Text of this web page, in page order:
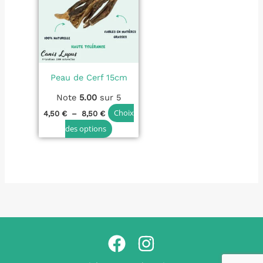
Peau de Cerf 15cm
Note 5.00 sur 5
4,50€ – 8,50€
à
8,50 €
Choix
des options
plusieurs
variations.
options
peuvent
être
choisies
sur